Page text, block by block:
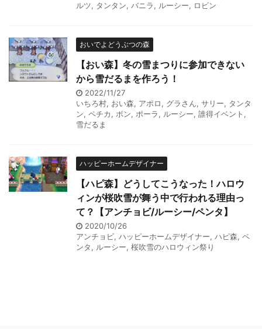
ルツ, タンタン, バニラ, ルーシー, ロビン
おいでよどうぶつの森
【おい森】冬の雪まつりに参加できない
から雪だるまを作ろう！
2022/11/27
いちろ村, おい森, アポロ, グラさん, サリー, タンタ
ン, ペチカ, ボン, ポーラ, ルーシー, 誰得イベント ,
雪だるま
ハッピーホームデザイナー
【ハピ森】どうしてこうなった！ハロウ
ィンが桜吹雪が舞う中で行われる理由っ
て？【アンチョビ/ルーシー/ペンタ】
2020/10/26
アンチョビ, ハッピーホームデザイナー, ハピ森, ペ
ンタ, ルーシー, 桜吹雪のハロウィン祭り